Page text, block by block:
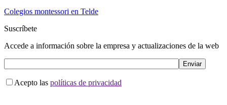
Colegios montessori en Telde
Suscríbete
Accede a información sobre la empresa y actualizaciones de la web
Acepto las políticas de privacidad